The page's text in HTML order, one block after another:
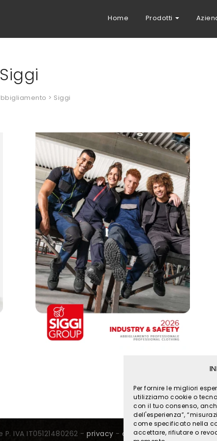
Per fornire le migliori
utilizziamo cookie o
con il tuo consenso,
dell'esperienza”,
come specificato nella
accettare, rifiutare o
Home Prodotti
Siggi
> Siggi
P. IVA IT05121480262 -privacy -cookies- by